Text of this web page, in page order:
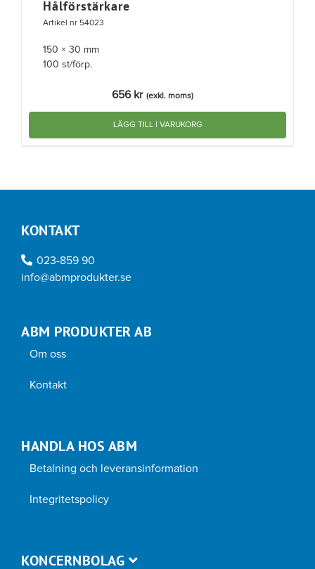
Hålförstärkare
Artikel nr 54023
150 × 30 mm
100 st/förp.
656 kr (exkl. moms)
LÄGG TILL I VARUKORG
KONTAKT
023-859 90
info@abmprodukter.se
ABM PRODUKTER AB
Om oss
Kontakt
HANDLA HOS ABM
Betalning och leveransinformation
Integritetspolicy
KONCERNBOLAG